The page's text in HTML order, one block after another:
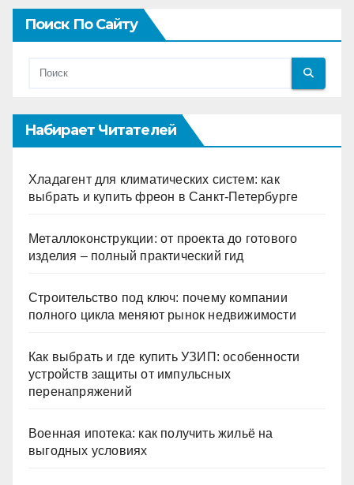
Поиск По Сайту
Набирает Читателей
Хладагент для климатических систем: как
выбрать и купить фреон в Санкт-Петербурге
Металлоконструкции: от проекта до готового
изделия – полный практический гид
Строительство под ключ: почему компании
полного цикла меняют рынок недвижимости
Как выбрать и где купить УЗИП: особенности
устройств защиты от импульсных
перенапряжений
Военная ипотека: как получить жильё на
выгодных условиях